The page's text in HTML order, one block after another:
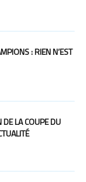
: RIEN N’EST
DE LA COUPE DU